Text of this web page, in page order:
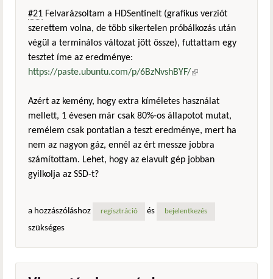
#21 Felvarázsoltam a HDSentinelt (grafikus verziót
szerettem volna, de több sikertelen próbálkozás után
végül a terminálos változat jött össze), futtattam egy
tesztet íme az eredménye:
https://paste.ubuntu.com/p/6BzNvshBYF/(külső
Azért az kemény, hogy extra kíméletes használat
mellett, 1 évesen már csak 80%-os állapotot mutat,
remélem csak pontatlan a teszt eredménye, mert ha
nem az nagyon gáz, ennél az ért messze jobbra
számítottam. Lehet, hogy az elavult gép jobban
gyilkolja az SSD-t?
a hozzászóláshoz regisztráció és bejelentkezés
szükséges